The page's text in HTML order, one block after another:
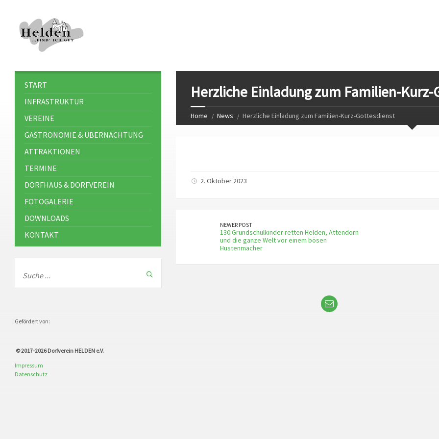
Herzliche Einladung zum Familien-
Home News Herzliche Einladung zum Familien-Kurz-Gottesdienst
2. Oktober 2023
NEWER POST
130 Grundschulkinder retten Helden, Attendorn
und die ganze Welt vor einem bösen
Hustenmacher
START
INFRASTRUKTUR
VEREINE
GASTRONOMIE & ÜBERNACHTUNG
ATTRAKTIONEN
TERMINE
DORFHAUS & DORFVEREIN
FOTOGALERIE
DOWNLOADS
KONTAKT
Gefördert von:
© 2017-2026Dorfverein HELDEN e.V.
Impressum
Datenschutz